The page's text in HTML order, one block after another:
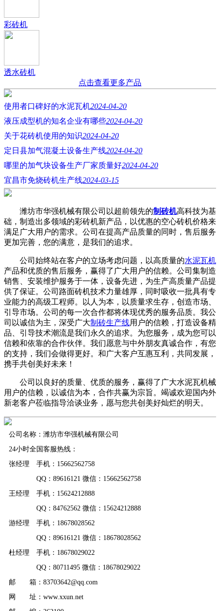
彩砖机
透水砖机
点击查看更多产品
使用者口碑好的水泥瓦机2024-04-20
液压成型机的知名企业有哪些2024-04-20
关于花砖机使用的知识2024-04-20
定日县加气混凝土设备生产线2024-04-20
哪里的加气块设备生产厂家质量好2024-04-20
宜昌市免烧砖机生产线2024-03-15
潍坊市华强机械有限公司以超前领先的制砖机高科技为基
础，制造出多领域的彩砖机新产品，以优惠的空心砖机价格来
满足广大用户的需求。公司在提高产品质量的同时，售后服务
更加完善，您的满意，是我们的追求。
公司始终站在客户的立场考虑问题，以高质量的水泥瓦机
产品和优质的售后服务，赢得了广大用户的信赖。公司集制造
销售、安装维护服务于一体，设备先进，为生产高质量产品提
供了保证。公司路面砖机技术力量雄厚，同时吸收一批具有专
业能力的高级工程师。以人为本，以质量求生存，创造市场、
引导市场。公司的每一次合作都将体现优秀的服务品质。我公
司以诚信为主，深受广大制砖生产线用户的信赖，打造设备精
品、引导技术潮流是我们永久的追求。为您服务，成为您可以
信赖和依靠的合作伙伴。我们愿意与中外朋友真诚合作，有您
的支持，我们会做得更好。和广大客户互惠互利，共同发展，
携手共创美好未来！
公司以良好的质量、优质的服务，赢得了广大水泥瓦机械
用户的信赖，以诚信为本，合作共赢为宗旨。竭诚欢迎国内外
新老客户莅临指导洽谈业务，愿与您共创美好灿烂的明天。
公司名称：潍坊市华强机械有限公司
24小时全国客服热线：
张经理 手机：15662562758
QQ：89616121 微信：15662562758
王经理 手机：15624212888
QQ：84762562 微信：15624212888
游经理 手机：18678028562
QQ：89616121 微信：18678028562
杜经理 手机：18678029022
QQ：80711495 微信：18678029022
邮 箱：83703642@qq.com
网 址：www.xxun.net